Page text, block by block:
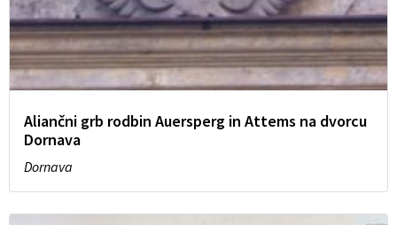
Aliančni grb rodbin Auersperg in Attems na dvorcu
Dornava
Dornava